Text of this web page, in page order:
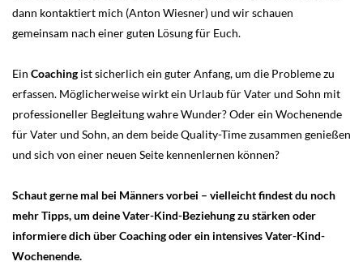
dann kontaktiert mich (Anton Wiesner) und wir schauen
gemeinsam nach einer guten Lösung für Euch.
Ein Coaching ist sicherlich ein guter Anfang, um die Probleme zu
erfassen. Möglicherweise wirkt ein Urlaub für Vater und Sohn mit
professioneller Begleitung wahre Wunder? Oder ein Wochenende
für Vater und Sohn, an dem beide Quality-Time zusammen genießen
und sich von einer neuen Seite kennenlernen können?
Schaut gerne mal bei Männers vorbei – vielleicht findest du noch
mehr Tipps, um deine Vater-Kind-Beziehung zu stärken oder
informiere dich über Coaching oder ein intensives Vater-Kind-
Wochenende.